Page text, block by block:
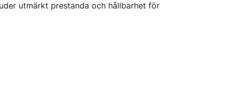
utmärkt prestanda och hållbarhet för